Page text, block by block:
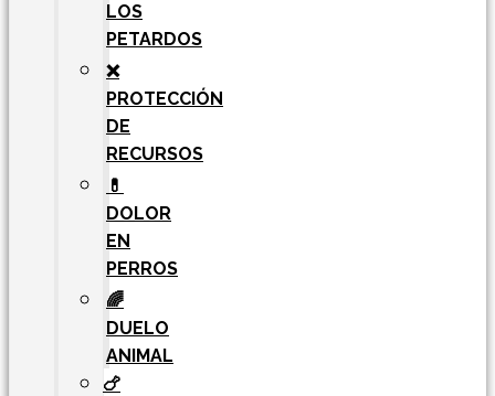
LOS
PETARDOS
❌
PROTECCIÓN
DE
RECURSOS
💊
DOLOR
EN
PERROS
🌈
DUELO
ANIMAL
🍗